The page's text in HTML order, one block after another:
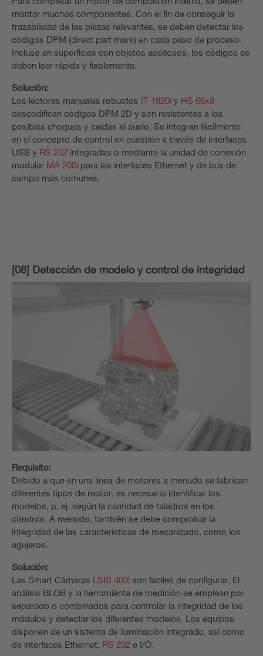
montar muchos componentes. Con el fin de conseguir la
trazabilidad de las piezas relevantes, se deben detectar los
códigos DPM (direct part mark) en cada paso de proceso.
Incluso en superficies con objetos aceitosos, los códigos se
deben leer rápida y fiablemente.
Solución:
Los lectores manuales robustos IT 1920i y HS 66x8
descodifican códigos DPM 2D y son resistentes a los
posibles choques y caídas al suelo. Se integran fácilmente
en el concepto de control en cuestión a través de interfaces
USB y RS 232 integradas o mediante la unidad de conexión
modular MA 200i para las interfaces Ethernet y de bus de
campo más comunes.
[08] Detección de modelo y control de integridad
Requisito:
Debido a que en una línea de motores a menudo se fabrican
diferentes tipos de motor, es necesario identificar los
modelos, p. ej. según la cantidad de taladros en los
cilindros. A menudo, también se debe comprobar la
integridad de las características de mecanizado, como los
agujeros.
Solución:
Las Smart Cámaras LSIS 400i son fáciles de configurar. El
análisis BLOB y la herramienta de medición se emplean por
separado o combinados para controlar la integridad de los
módulos y detectar los diferentes modelos. Los equipos
disponen de un sistema de iluminación integrado, así como
de interfaces Ethernet, RS 232 e I/O.